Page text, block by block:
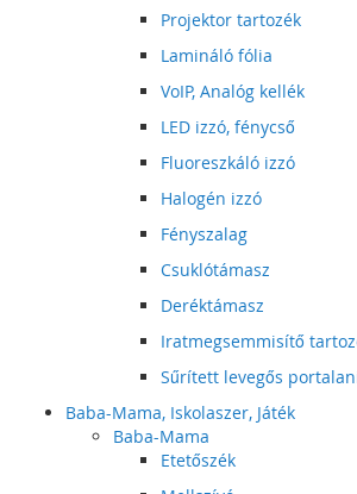
Projektor tartozék
Lamináló fólia
VoIP, Analóg kellék
LED izzó, fénycső
Fluoreszkáló izzó
Halogén izzó
Fényszalag
Csuklótámasz
Deréktámasz
Iratmegsemmisítő
Sűrített levegős
Baba-Mama, Iskolaszer, Játék
Baba-Mama
Etetőszék